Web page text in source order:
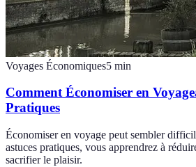
Voyages Économiques5 min
Comment Économiser en
Pratiques
Économiser en voyage peut sembler
astuces pratiques, vous apprendrez à
sacrifier le plaisir.